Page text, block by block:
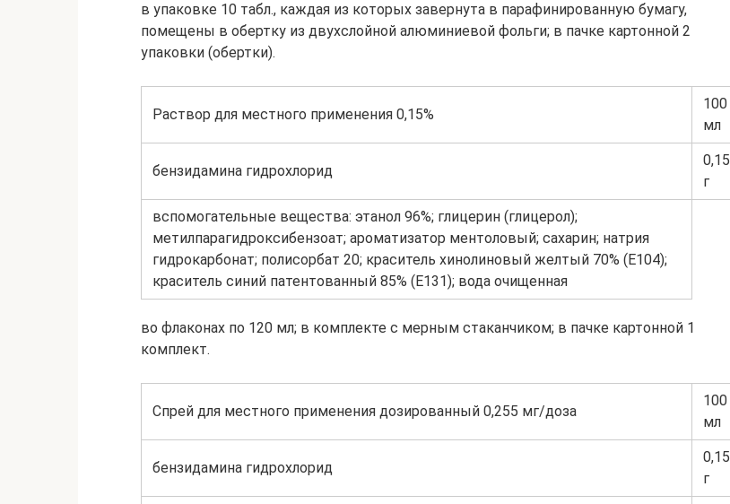
в упаковке 10 табл., каждая из которых завернута в парафинированную бумагу,
помещены в обертку из двухслойной алюминиевой фольги; в пачке картонной 2
упаковки (обертки).
Раствор для местного применения 0,15%
100
мл
бензидамина гидрохлорид
0,15
г
вспомогательные вещества: этанол 96%; глицерин (глицерол);
метилпарагидроксибензоат; ароматизатор ментоловый; сахарин; натрия
гидрокарбонат; полисорбат 20; краситель хинолиновый желтый 70% (E104);
краситель синий патентованный 85% (E131); вода очищенная
во флаконах по 120 мл; в комплекте с мерным стаканчиком; в пачке картонной 1
комплект.
Спрей для местного применения дозированный 0,255 мг/доза
100
мл
бензидамина гидрохлорид
0,15
г